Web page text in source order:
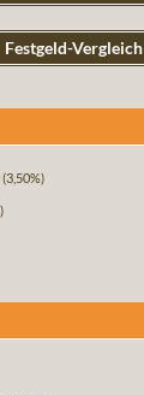
Festgeld-Vergleich
(3,50%)